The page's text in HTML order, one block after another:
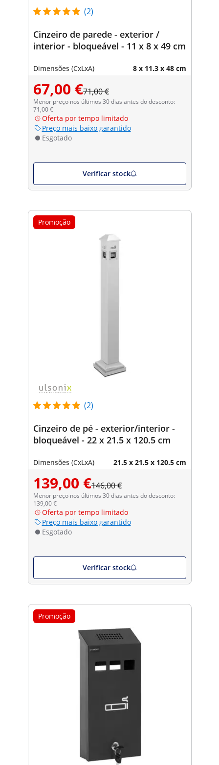
(2)
Cinzeiro de parede - exterior /
interior - bloqueável - 11 x 8 x 49 cm
Dimensões (CxLxA) 8 x 11.3 x 48 cm
67,00 €71,00 €
Menor preço nos últimos 30 dias antes do desconto:
71,00 €
Oferta por tempo limitado
Preço mais baixo garantido
Esgotado
Verificar stock
Promoção
(2)
Cinzeiro de pé - exterior/interior -
bloqueável - 22 x 21.5 x 120.5 cm
Dimensões (CxLxA) 21.5 x 21.5 x 120.5 cm
139,00 €146,00 €
Menor preço nos últimos 30 dias antes do desconto:
139,00 €
Oferta por tempo limitado
Preço mais baixo garantido
Esgotado
Verificar stock
Promoção